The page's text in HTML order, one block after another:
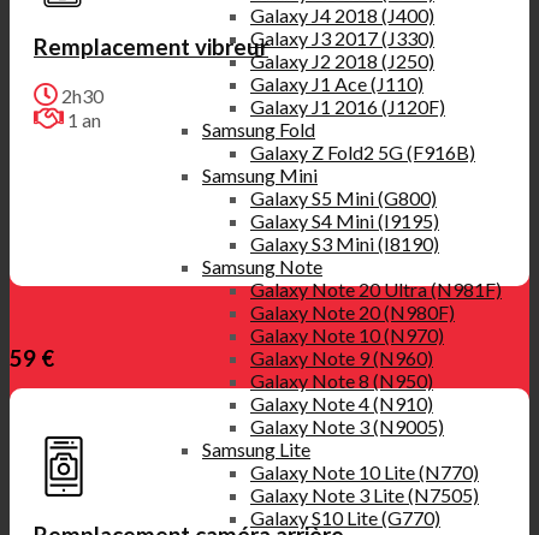
Galaxy J4 2018 (J400)
Galaxy J3 2017 (J330)
Galaxy J2 2018 (J250)
Galaxy J1 Ace (J110)
Galaxy J1 2016 (J120F)
Samsung Fold
Galaxy Z Fold2 5G (F916B)
Samsung Mini
Galaxy S5 Mini (G800)
Galaxy S4 Mini (I9195)
Galaxy S3 Mini (I8190)
Samsung Note
Galaxy Note 20 Ultra (N981F)
Galaxy Note 20 (N980F)
Galaxy Note 10 (N970)
Galaxy Note 9 (N960)
Galaxy Note 8 (N950)
Galaxy Note 4 (N910)
Galaxy Note 3 (N9005)
Samsung Lite
Galaxy Note 10 Lite (N770)
Galaxy Note 3 Lite (N7505)
Galaxy S10 Lite (G770)
Remplacement vibreur
2h30
1 an
59 €